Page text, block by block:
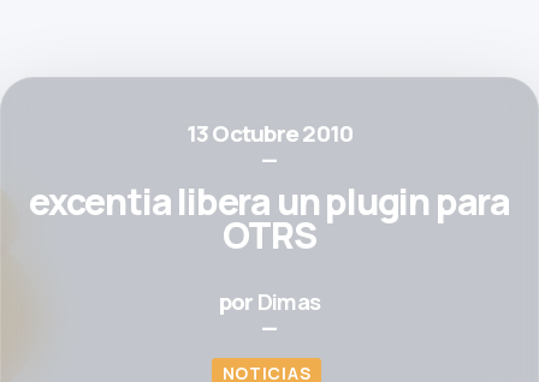
13 Octubre 2010
—
excentia libera un plugin para
OTRS
porDimas
—
NOTICIAS